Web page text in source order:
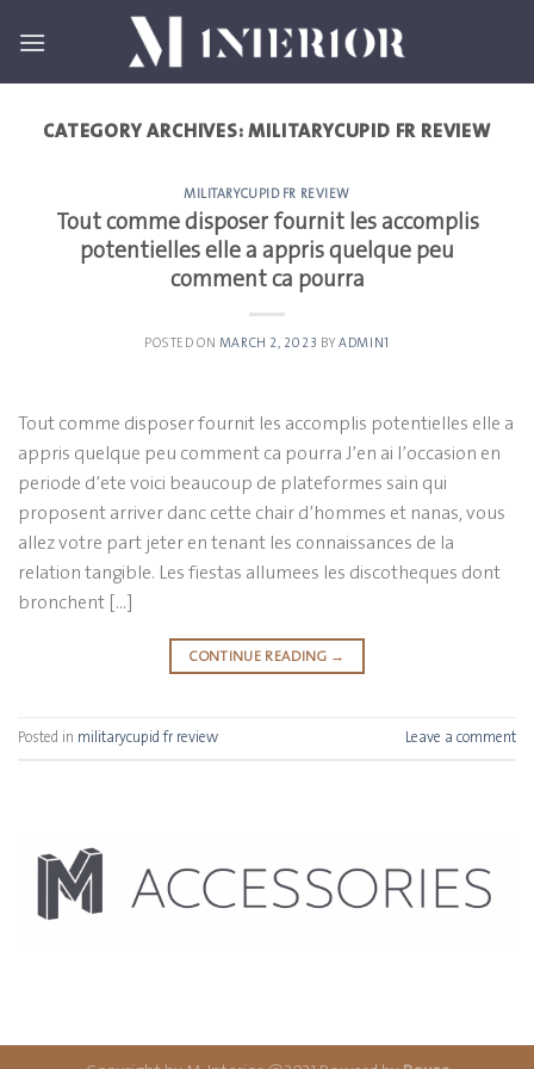
CATEGORY ARCHIVES:MILITARYCUPID FR REVIEW
MILITARYCUPID FR REVIEW
Tout comme disposer fournit les accomplis
potentielles elle a appris quelque peu
comment ca pourra
POSTED ON MARCH 2, 2023 BYADMIN1
Tout comme disposer fournit les accomplis potentielles elle a
appris quelque peu comment ca pourra J’en ai l’occasion en
periode d’ete voici beaucoup de plateformes sain qui
proposent arriver danc cette chair d’hommes et nanas, vous
allez votre part jeter en tenant les connaissances de la
relation tangible. Les fiestas allumees les discotheques dont
bronchent […]
CONTINUE READING →
Posted in militarycupid fr review Leave a comment